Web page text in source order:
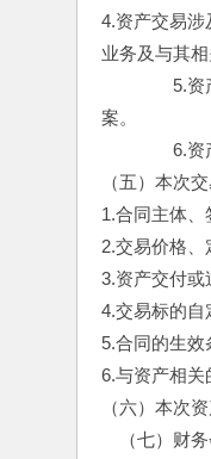
4.资产交易涉
业务及与其
5.资产交易
案。
6.资产交
（五）本次
1.合同主体、
2.交易价格
3.资产交付或
4.交易标的自
5.合同的生效
6.与资产相关
（六）本次
（七）财务